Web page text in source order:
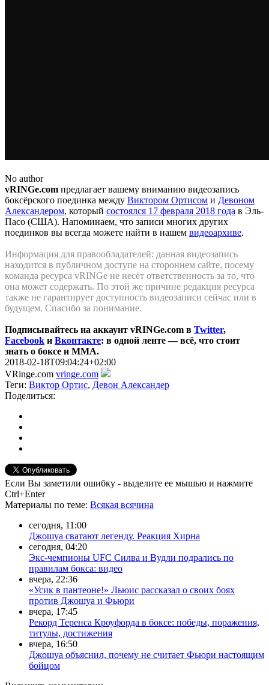
No author
vRINGe.com предлагает вашему вниманию видеозапись
боксёрского поединка между Виктором Ортисом и Девоном
Александером, который состоялся 17 февраля 2018 года в Эль-
Пасо (США). Напоминаем, что записи многих других
поединков вы всегда можете найти в нашем видеоархиве.
Информация для правообладателей: данная видеозапись
находится в публичном доступе на стороннем сайте, посему
команда ресурса vRINGe не несёт ответственность за то, что
она может содержать. По этой же причинe редакция ресурса
также не гарантирует доступность видеозаписи сейчас или в
будущем. Спасибо за понимание.
Подписывайтесь на аккаунт vRINGe.com в Twitter,
Facebook и Вконтакте: в одной ленте — всё, что стоит
знать о боксе и ММА.
2018-02-18T09:04:24+02:00
VRinge.com vringe.com
Теги: Виктор Ортис, Девон Александер
Поделиться:
Если Вы заметили ошибку - выделите ее мышью и нажмите
Ctrl+Enter
Материалы по теме: Всякая всячина
сегодня, 11:00
Джошуа сватают легенду. Реакция Хирна
сегодня, 04:20
Экс-чемпионы UFC Силва и Вудли подрались по
правилам бокса: видео
вчера, 22:36
«Усик в пантеоне!» Льюис рассказал о своих боях
против Джошуа и Фьюри
вчера, 17:45
Рекорд Теренса Кроуфорда в боксе: победы, поражения,
титулы, достижения
вчера, 16:50
Джошуа объяснил, почему не считает Фьюри настоящим
бойцом